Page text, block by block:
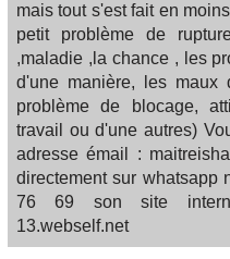
mais tout s'est fait en
petit problème de
,maladie ,la chance , les
d'une manière, les maux
problème de blocage,
travail ou d'une autres)
adresse émail :
directement sur whatsapp
76 69 son site
13.webself.net